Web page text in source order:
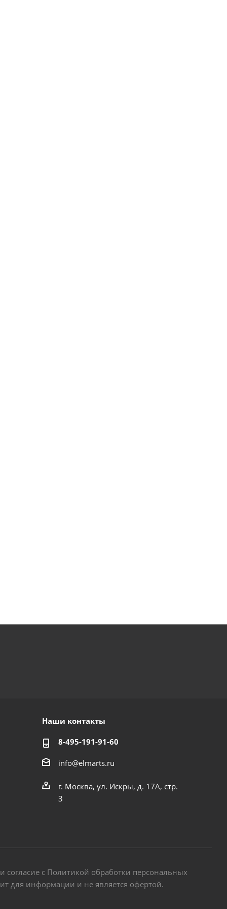
Наши контакты
8-495-191-91-60
info@elmarts.ru
г. Москва, ул. Искры, д. 17А, стр.
3
согласие с Политикой обработки персональных
для информации и не является офертой.